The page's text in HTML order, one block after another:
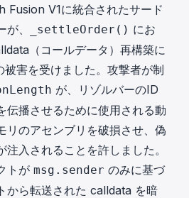
Fusion V1に統合されたサード
、
_settleOrder() にお
（コールデータ）再構築に
害を受けました。攻撃者が制
が、リゾルバーのID
伝播させるために使用される動
リのアセンブリを破損させ、偽
入されることを許しました。
トが msg.sender のみに基づ
から転送された calldata を暗